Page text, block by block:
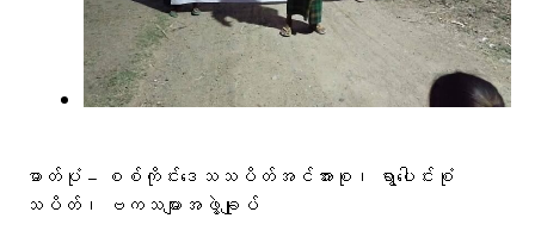
ဓာတ်ပုံ – စစ်ကိုင်းဒေသသပိတ်အင်အားစု၊ ရွာ​​​ပေါင်းစုံ
သပိတ်၊ ဗကသများအဖွဲ့ချုပ်